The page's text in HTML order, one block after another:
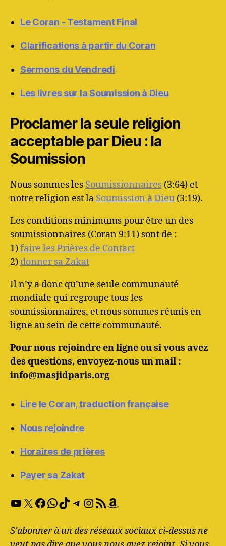
Le Coran - Testament Final
Clarifications à partir du Coran
Sermons du Vendredi
Les livres sur la Soumission à Dieu
Proclamer la seule religion
acceptable par Dieu : la
Soumission
Nous sommes les Soumissionnaires (3:64) et
notre religion est la Soumission à Dieu (3:19).
Les conditions minimums pour être un des
soumissionnaires (Coran 9:11) sont de :
1)faire les Prières de Contact
2) donner sa Zakat
Il n’y a donc qu’une seule communauté
mondiale qui regroupe tous les
soumissionnaires, et nous sommes réunis en
ligne au sein de cette communauté.
Pour nous rejoindre en ligne ou si vous avez
des questions, envoyez-nous un mail :
info@masjidparis.org
Lire le Coran, traduction française
Nous rejoindre
Horaires de prières
Payer sa Zakat
YouTube
X Facebook
WhatsApp
TikTok
Telegram
Instagram
RSS FeedAmazon
S'abonner à un des réseaux sociaux ci-dessus ne